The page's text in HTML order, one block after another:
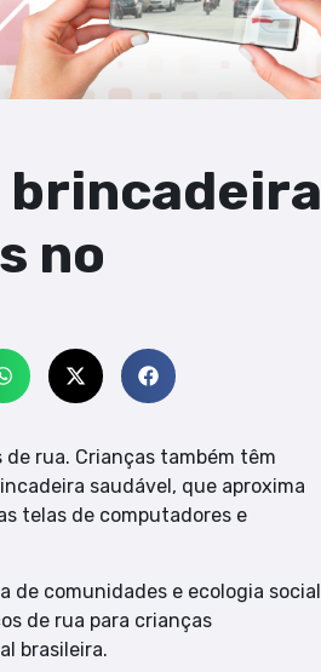
brincadeira
no
rua. Crianças também têm
saudável, que aproxima
telas de computadores e
de comunidades e ecologia social
de rua para crianças
brasileira.